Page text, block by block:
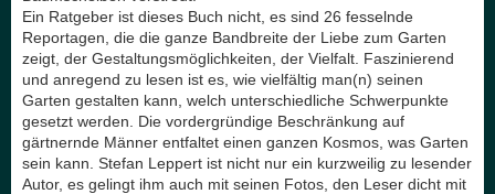
Ein Ratgeber ist dieses Buch nicht, es sind 26 fesselnde
Reportagen, die die ganze Bandbreite der Liebe zum Garten
zeigt, der Gestaltungsmöglichkeiten, der Vielfalt. Faszinierend
und anregend zu lesen ist es, wie vielfältig man(n) seinen
Garten gestalten kann, welch unterschiedliche Schwerpunkte
gesetzt werden. Die vordergründige Beschränkung auf
gärtnernde Männer entfaltet einen ganzen Kosmos, was Garten
sein kann. Stefan Leppert ist nicht nur ein kurzweilig zu lesender
Autor, es gelingt ihm auch mit seinen Fotos, den Leser dicht mit